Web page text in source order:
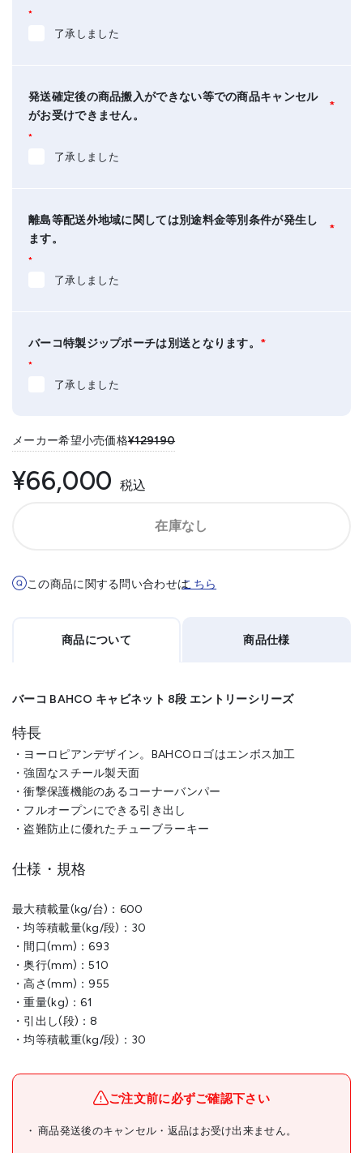
*
了承しました
発送確定後の商品搬入ができない等での商品キャンセル
がお受けできません。
*
*
了承しました
離島等配送外地域に関しては別途料金等別条件が発生し
ます。
*
*
了承しました
バーコ特製ジップポーチは別送となります。 *
*
了承しました
メーカー希望小売価格¥129190
¥66,000 税込
在庫なし
この商品に関する問い合わせはこちら
商品について
バーコ BAHCO キャビネット 8段 エントリーシリーズ
特長
・ヨーロピアンデザイン。BAHCOロゴはエンボス加工
・強固なスチール製天面
・衝撃保護機能のあるコーナーバンパー
・フルオープンにできる引き出し
・盗難防止に優れたチューブラーキー
仕様・規格
最大積載量(kg/台)：600
・均等積載量(kg/段)：30
・間口(mm)：693
・奥行(mm)：510
・高さ(mm)：955
・重量(kg)：61
・引出し(段)：8
・均等積載重(kg/段)：30
商品仕様
ご注文前に必ずご確認下さい
商品発送後のキャンセル・返品はお受け出来ません。